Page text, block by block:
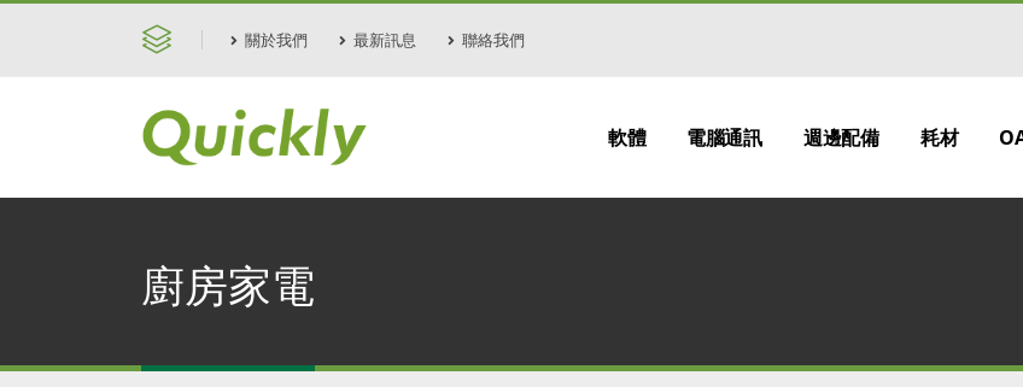
關於我們 最新訊息 聯絡我們
軟體 電腦通訊 週邊配備 耗材
廚房家電